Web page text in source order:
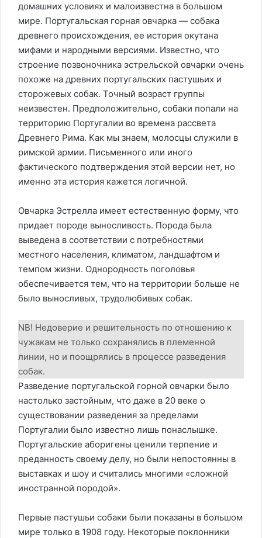
домашних условиях и малоизвестна в большом
мире. Португальская горная овчарка — собака
древнего происхождения, ее история окутана
мифами и народными версиями. Известно, что
строение позвоночника эстрельской овчарки очень
похоже на древних португальских пастушьих и
сторожевых собак. Точный возраст группы
неизвестен. Предположительно, собаки попали на
территорию Португалии во времена рассвета
Древнего Рима. Как мы знаем, молосцы служили в
римской армии. Письменного или иного
фактического подтверждения этой версии нет, но
именно эта история кажется логичной.
Овчарка Эстрелла имеет естественную форму, что
придает породе выносливость. Порода была
выведена в соответствии с потребностями
местного населения, климатом, ландшафтом и
темпом жизни. Однородность поголовья
обеспечивается тем, что на территории больше не
было выносливых, трудолюбивых собак.
NB! Недоверие и решительность по отношению к
чужакам не только сохранялись в племенной
линии, но и поощрялись в процессе разведения
собак.
Разведение португальской горной овчарки было
настолько застойным, что даже в 20 веке о
существовании разведения за пределами
Португалии было известно лишь понаслышке.
Португальские аборигены ценили терпение и
преданность своему делу, но были непостоянны в
выставках и шоу и считались многими «сложной
иностранной породой».
Первые пастушьи собаки были показаны в большом
мире только в 1908 году. Некоторые поклонники